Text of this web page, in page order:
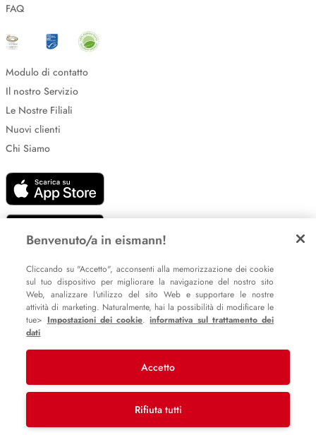
FAQ
Modulo di contatto
Il nostro Servizio
Le Nostre Filiali
Nuovi clienti
Chi Siamo
Impostazione dei cookie
Informative sulla privacy
Policy Whistleblowing
Benvenuto/a in eismann!
Cliccando su "Accetto", acconsenti alla memorizzazione dei cookie
sul tuo dispositivo per migliorare la navigazione del nostro sito
Web, analizzare l'utilizzo del sito Web e supportare le nostre
attività di marketing. Naturalmente, hai la possibilità di modificare le
tue> Impostazioni dei cookie.informativa sul trattamento dei
dati
Accetto
Rifiuta tutti